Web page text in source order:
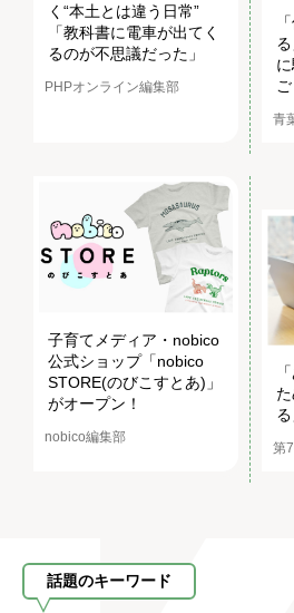
く“本土とは違う日常”
「教科書に電車が出てく
るのが不思議だった」
PHPオンライン編集部
青
子育てメディア・nobico
公式ショップ「nobico
STORE(のびこすとあ)」
がオープン！
nobico編集部
る
第
話題のキーワード